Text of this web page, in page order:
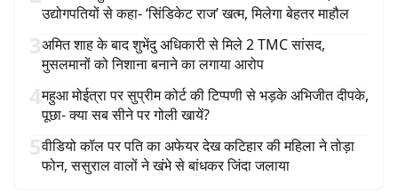
उद्योगपतियों से कहा- ‘सिंडिकेट राज’ खत्म, मिलेगा बेहतर माहौल
3अमित शाह के बाद शुभेंदु अधिकारी से मिले 2 TMC सांसद,
मुसलमानों को निशाना बनाने का लगाया आरोप
4महुआ मोईत्रा पर सुप्रीम कोर्ट की टिप्पणी से भड़के अभिजीत दीपके,
पूछा- क्या सब सीने पर गोली खायें?
5वीडियो कॉल पर पति का अफेयर देख कटिहार की महिला ने तोड़ा
फोन, ससुराल वालों ने खंभे से बांधकर जिंदा जलाया